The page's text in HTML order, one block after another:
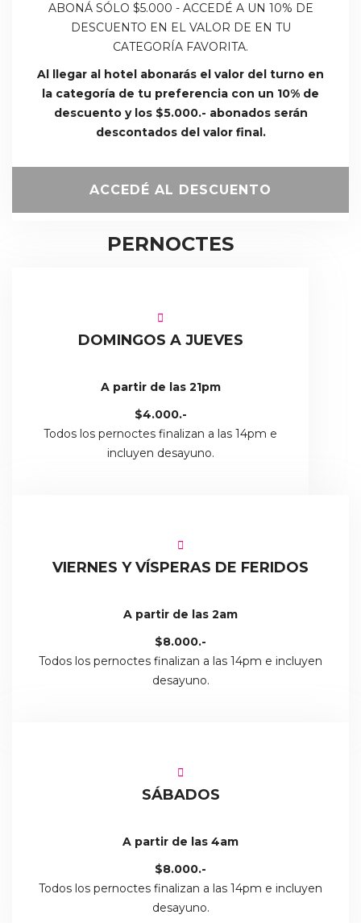
ABONÁ SÓLO $5.000 - ACCEDÉ A UN 10% DE
DESCUENTO EN EL VALOR DE EN TU
CATEGORÍA FAVORITA.
Al llegar al hotel abonarás el valor del turno en
la categoría de tu preferencia con un 10% de
descuento y los $5.000.- abonados serán
descontados del valor final.
ACCEDÉ AL DESCUENTO
PERNOCTES
DOMINGOS A JUEVES
A partir de las 21pm
$4.000.-
Todos los pernoctes finalizan a las 14pm e
incluyen desayuno.
VIERNES Y VÍSPERAS DE FERIDOS
A partir de las 2am
$8.000.-
Todos los pernoctes finalizan a las 14pm e incluyen
desayuno.
SÁBADOS
A partir de las 4am
$8.000.-
Todos los pernoctes finalizan a las 14pm e incluyen
desayuno.